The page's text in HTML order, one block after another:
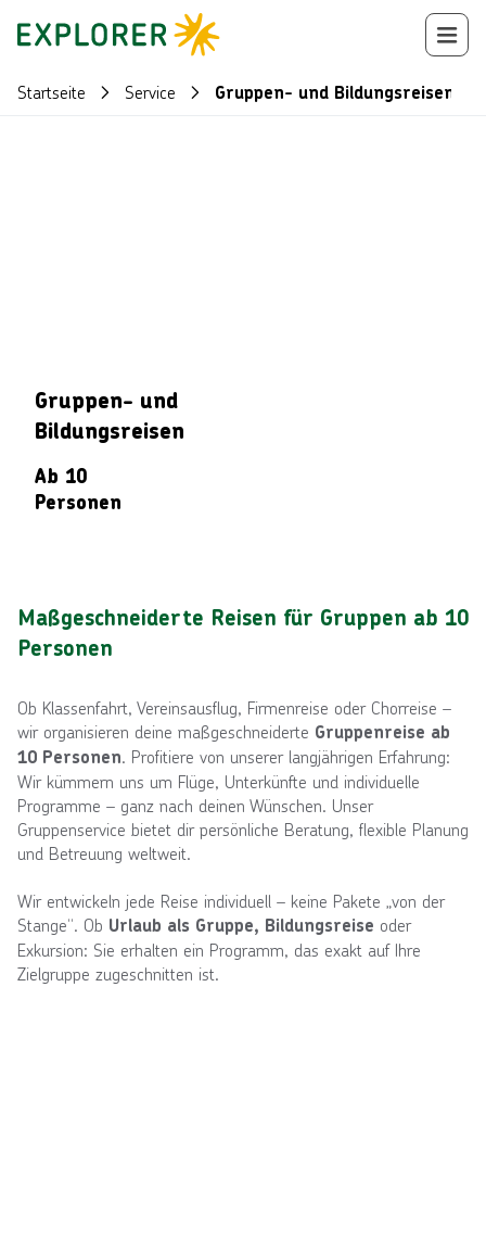
Startseite Service Gruppen- und Bildungsreisen
Gruppen- und
Bildungsreisen
Ab 10
Personen
Maßgeschneiderte Reisen für Gruppen ab 10
Personen
Ob Klassenfahrt, Vereinsausflug, Firmenreise oder Chorreise –
wir organisieren deine maßgeschneiderte Gruppenreise ab
10 Personen. Profitiere von unserer langjährigen Erfahrung:
Wir kümmern uns um Flüge, Unterkünfte und individuelle
Programme – ganz nach deinen Wünschen. Unser
Gruppenservice bietet dir persönliche Beratung, flexible Planung
und Betreuung weltweit.
Wir entwickeln jede Reise individuell – keine Pakete „von der
Stange“. Ob Urlaub als Gruppe, Bildungsreise oder
Exkursion: Sie erhalten ein Programm, das exakt auf Ihre
Zielgruppe zugeschnitten ist.